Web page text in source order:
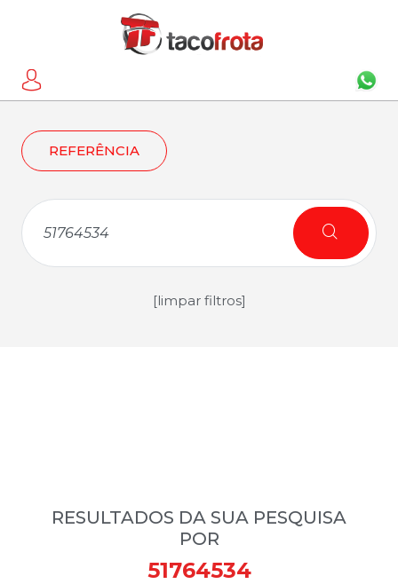
REFERÊNCIA
[limpar filtros]
RESULTADOS DA SUA PESQUISA
POR
51764534